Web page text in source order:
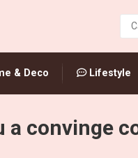
& Deco Lifestyle
convinge